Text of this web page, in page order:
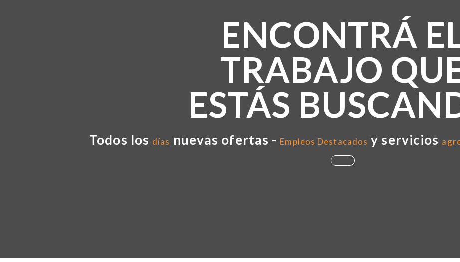
ENCONTRÁ
TRABAJO
ESTÁS
Todos los días nuevas ofertas - Empleos Destacados y servicios